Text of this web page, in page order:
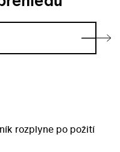
rozplyne po požití